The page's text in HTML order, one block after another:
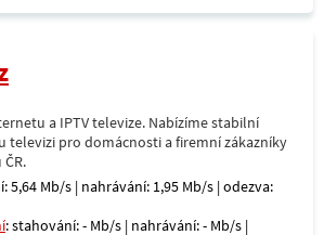
a IPTV televize. Nabízíme stabilní
televizi pro domácnosti a firemní zákazníky
5,64 Mb/s | nahrávání: 1,95 Mb/s | odezva:
: stahování: - Mb/s | nahrávání: - Mb/s |